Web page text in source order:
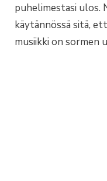
puhelimestasi ulos.
käytännössä sitä,
musiikki on sormen